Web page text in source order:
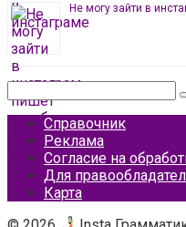
Не могу зайти в
Справочник
Реклама
Согласие на
Для
Карта